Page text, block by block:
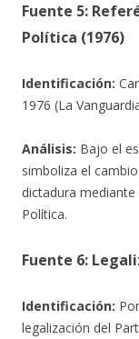
Fuente 5:
Política (1976)
Identificación:
1976 (La
Análisis: Bajo el
simboliza el
dictadura
Política.
Fuente 6:
Identificación:
legalización del